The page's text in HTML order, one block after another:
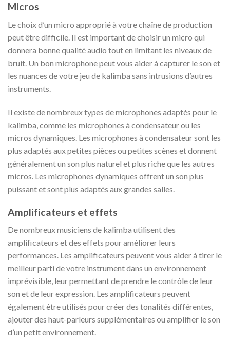
Micros
Le choix d’un micro approprié à votre chaîne de production
peut être difficile. Il est important de choisir un micro qui
donnera bonne qualité audio tout en limitant les niveaux de
bruit. Un bon microphone peut vous aider à capturer le son et
les nuances de votre jeu de kalimba sans intrusions d’autres
instruments.
Il existe de nombreux types de microphones adaptés pour le
kalimba, comme les microphones à condensateur ou les
micros dynamiques. Les microphones à condensateur sont les
plus adaptés aux petites pièces ou petites scènes et donnent
généralement un son plus naturel et plus riche que les autres
micros. Les microphones dynamiques offrent un son plus
puissant et sont plus adaptés aux grandes salles.
Amplificateurs et effets
De nombreux musiciens de kalimba utilisent des
amplificateurs et des effets pour améliorer leurs
performances. Les amplificateurs peuvent vous aider à tirer le
meilleur parti de votre instrument dans un environnement
imprévisible, leur permettant de prendre le contrôle de leur
son et de leur expression. Les amplificateurs peuvent
également être utilisés pour créer des tonalités différentes,
ajouter des haut-parleurs supplémentaires ou amplifier le son
d’un petit environnement.